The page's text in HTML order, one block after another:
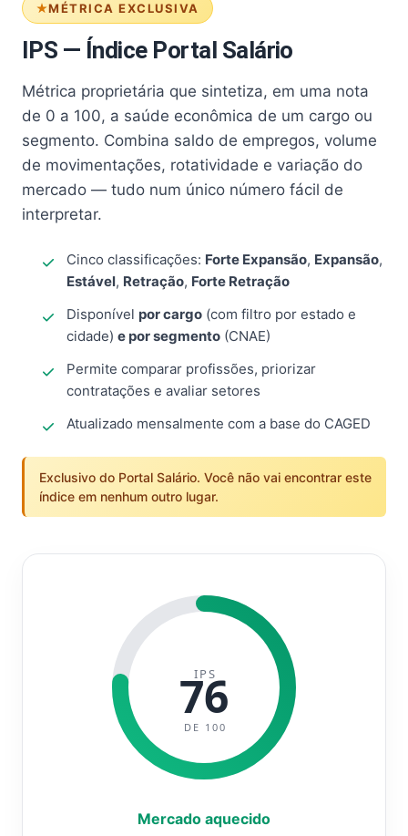
MÉTRICA EXCLUSIVA
IPS — Índice Portal Salário
Métrica proprietária que sintetiza, em uma nota
de 0 a 100, a saúde econômica de um cargo ou
segmento. Combina saldo de empregos, volume
de movimentações, rotatividade e variação do
mercado — tudo num único número fácil de
interpretar.
Cinco classificações: Forte Expansão, Expansão,
Estável, Retração, Forte Retração
Disponível por cargo (com filtro por estado e
cidade) e por segmento (CNAE)
Permite comparar profissões, priorizar
contratações e avaliar setores
Atualizado mensalmente com a base do CAGED
Exclusivo do Portal Salário. Você não vai encontrar este
índice em nenhum outro lugar.
IPS
76
DE 100
Mercado aquecido